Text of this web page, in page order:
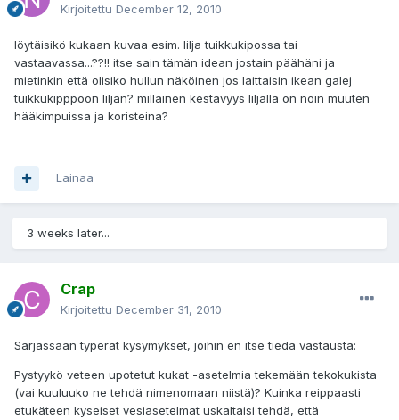
Kirjoitettu December 12, 2010
löytäisikö kukaan kuvaa esim. lilja tuikkukipossa tai
vastaavassa...??!! itse sain tämän idean jostain päähäni ja
mietinkin että olisiko hullun näköinen jos laittaisin ikean galej
tuikkukipppoon liljan? millainen kestävyys liljalla on noin muuten
hääkimpuissa ja koristeina?
Lainaa
3 weeks later...
Crap
Kirjoitettu December 31, 2010
Sarjassaan typerät kysymykset, joihin en itse tiedä vastausta:
Pystyykö veteen upotetut kukat -asetelmia tekemään tekokukista
(vai kuuluuko ne tehdä nimenomaan niistä)? Kuinka reippaasti
etukäteen kyseiset vesiasetelmat uskaltaisi tehdä, että